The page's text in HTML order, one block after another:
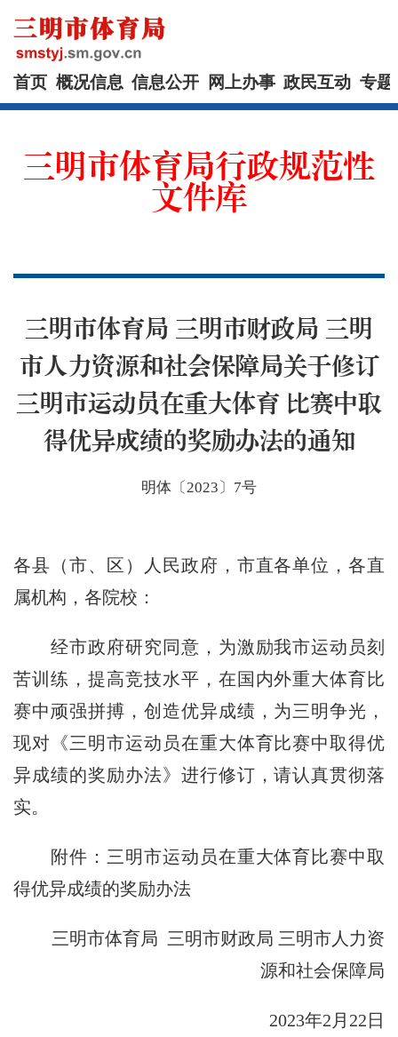
首页 概况信息 信息公开 网上办事 政民互动 专题
三明市体育局行政规范性
文件库
三明市体育局 三明市财政局 三明
市人力资源和社会保障局关于修订
三明市运动员在重大体育 比赛中取
得优异成绩的奖励办法的通知
明体〔2023〕7号
各县（市、区）人民政府，市直各单位，各直
属机构，各院校：
经市政府研究同意，为激励我市运动员刻
苦训练，提高竞技水平，在国内外重大体育比
赛中顽强拼搏，创造优异成绩，为三明争光，
现对《三明市运动员在重大体育比赛中取得优
异成绩的奖励办法》进行修订，请认真贯彻落
实。
附件：三明市运动员在重大体育比赛中取
得优异成绩的奖励办法
三明市体育局 三明市财政局 三明市人力资
源和社会保障局
2023年2月22日